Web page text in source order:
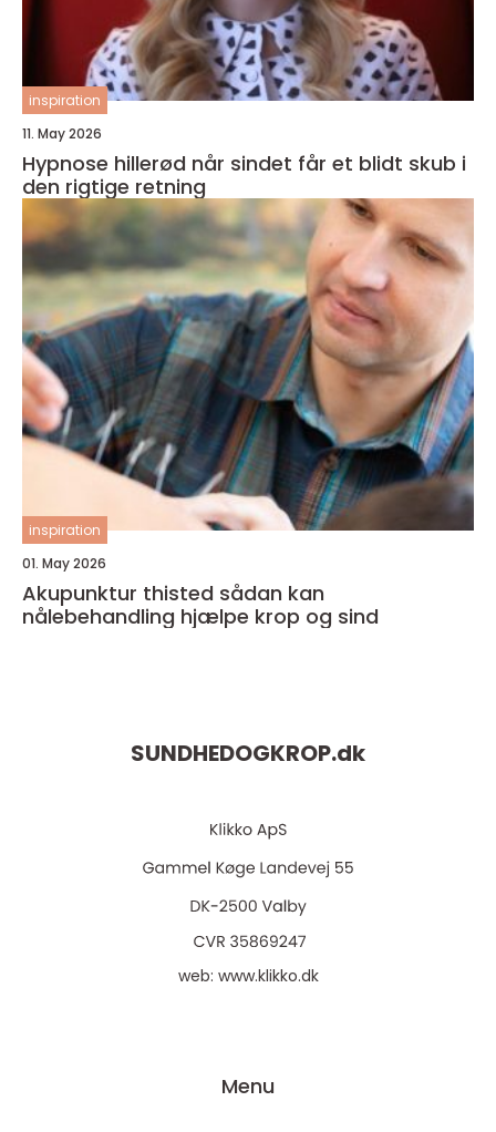
inspiration
11. May 2026
Hypnose hillerød når sindet får et blidt skub i
den rigtige retning
inspiration
01. May 2026
Akupunktur thisted sådan kan
nålebehandling hjælpe krop og sind
SUNDHEDOGKROP.dk
web: www.klikko.dk
Menu